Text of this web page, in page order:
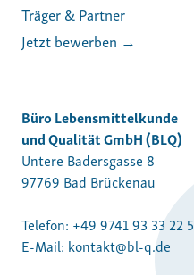
Träger & Partner
Jetzt bewerben →
Büro Lebensmittelkunde
und Qualität GmbH (BLQ)
Untere Badersgasse 8
97769 Bad Brückenau
Telefon: +49 9741 93 33 22 5
E-Mail: kontakt@bl-q.de